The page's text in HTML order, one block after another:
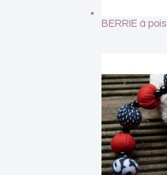
BERRIE à pois